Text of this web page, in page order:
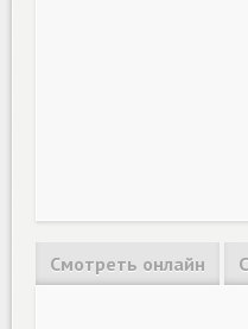
Смотреть онлайн